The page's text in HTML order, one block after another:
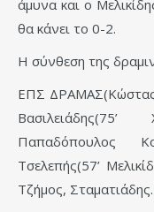
άμυνα και ο
θα κάνει το 0-2.
Η σύνθεση της
ΕΠΣ ΔΡΑΜΑΣ(Κώστας
Βασιλειάδης(75’
Παπαδόπουλος
Τσελεπής(57’
Τζήμος, Σταματιάδης.